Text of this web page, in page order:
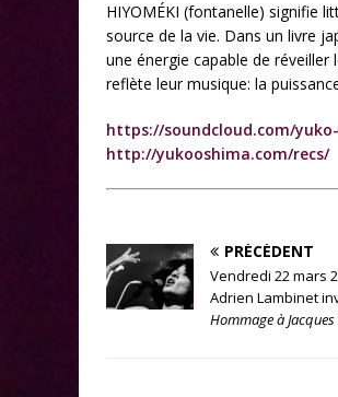
HIYOMÉKI (fontanelle) signifie
source de la vie. Dans un livre
une énergie capable de
reflète leur musique: la
https://soundcloud.com/
http://yukooshima.com/recs/
PRÉCÉDENT
Vendredi 22 mars
Adrien Lambinet
Hommage à